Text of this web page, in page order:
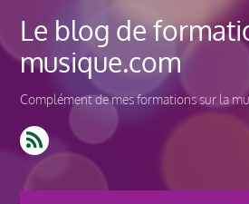
Le blog de
musique.com
Complément de mes formations sur la